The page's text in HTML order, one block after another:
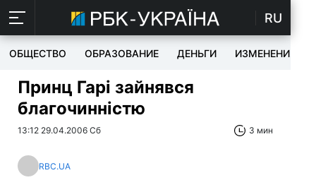
RU
ОБЩЕСТВО ОБРАЗОВАНИЕ ДЕНЬГИ ИЗМЕНЕНИЯ
Принц Гарі зайнявся
благочинністю
13:12 29.04.2006 Сб 3 мин
RBC.UA